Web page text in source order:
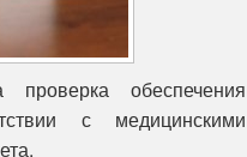
проверка обеспечения
с медицинскими